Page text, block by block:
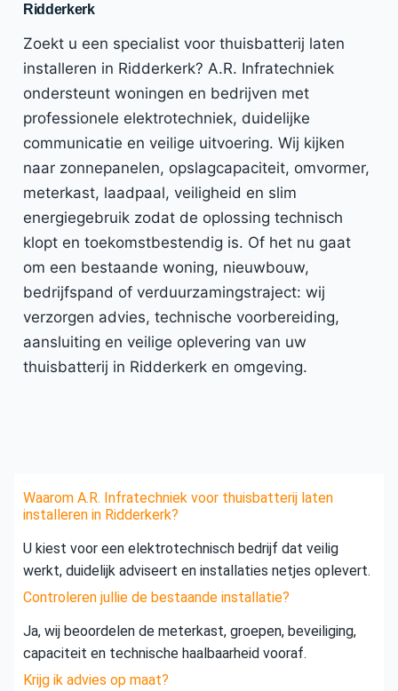
Ridderkerk
Zoekt u een specialist voor thuisbatterij laten
installeren in Ridderkerk? A.R. Infratechniek
ondersteunt woningen en bedrijven met
professionele elektrotechniek, duidelijke
communicatie en veilige uitvoering. Wij kijken
naar zonnepanelen, opslagcapaciteit, omvormer,
meterkast, laadpaal, veiligheid en slim
energiegebruik zodat de oplossing technisch
klopt en toekomstbestendig is. Of het nu gaat
om een bestaande woning, nieuwbouw,
bedrijfspand of verduurzamingstraject: wij
verzorgen advies, technische voorbereiding,
aansluiting en veilige oplevering van uw
thuisbatterij in Ridderkerk en omgeving.
Waarom A.R. Infratechniek voor thuisbatterij laten
installeren in Ridderkerk?
U kiest voor een elektrotechnisch bedrijf dat veilig
werkt, duidelijk adviseert en installaties netjes oplevert.
Controleren jullie de bestaande installatie?
Ja, wij beoordelen de meterkast, groepen, beveiliging,
capaciteit en technische haalbaarheid vooraf.
Krijg ik advies op maat?